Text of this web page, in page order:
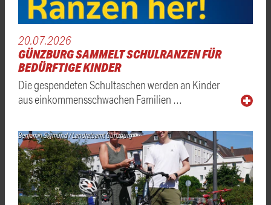
20.07.2026
GÜNZBURG SAMMELT SCHULRANZEN FÜR
BEDÜRFTIGE KINDER
Die gespendeten Schultaschen werden an Kinder
aus einkommensschwachen Familien …
Benjamin Sigmund / Landratsamt Günzburg